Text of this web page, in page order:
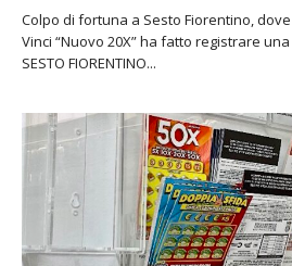
Colpo di fortuna a Sesto Fiorentino,
Vinci “Nuovo 20X” ha fatto registrare
SESTO FIORENTINO...